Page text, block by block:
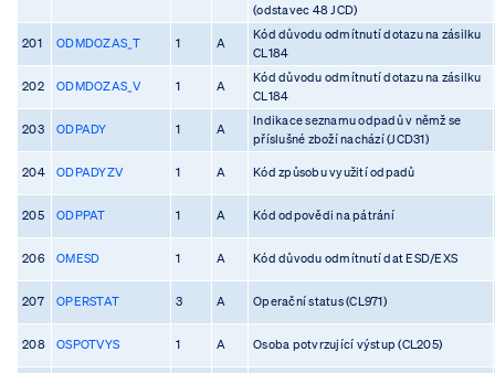
(odstavec 48 JCD)
201 ODMDOZAS_T 1 A
Kód důvodu odmítnutí dotazu na zásilku
CL184
202 ODMDOZAS_V 1 A
Kód důvodu odmítnutí dotazu na zásilku
CL184
203 ODPADY 1 A
Indikace seznamu odpadů v němž se
příslušné zboží nachází (JCD31)
204 ODPADYZV 1 A Kód způsobu využití odpadů
205 ODPPAT 1 A Kód odpovědi na pátrání
206 OMESD 1 A Kód důvodu odmítnutí dat ESD/EXS
207 OPERSTAT 3 A Operační status (CL971)
208 OSPOTVYS 1 A Osoba potvrzující výstup (CL205)